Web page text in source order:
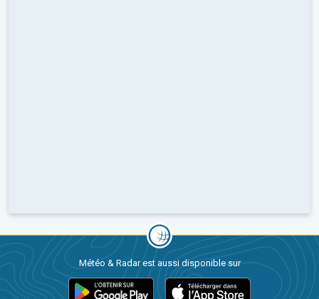
Météo & Radar est aussi disponible sur